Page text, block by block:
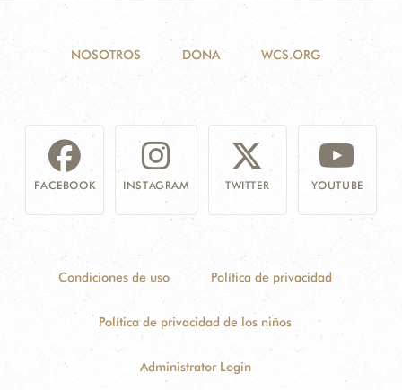
Alejandro, Gras
Michaël, Cherel
Dale, Alderman
Rachael.
Journal:
Frontiers
in Marine
Science
FUEGO.
Author(s):
Year:2015
NOSOTROS DONA WCS.ORG
FACEBOOK INSTAGRAM TWITTER YOUTUBE
Condiciones de uso Política de privacidad
Política de privacidad de los niños
Administrator Login